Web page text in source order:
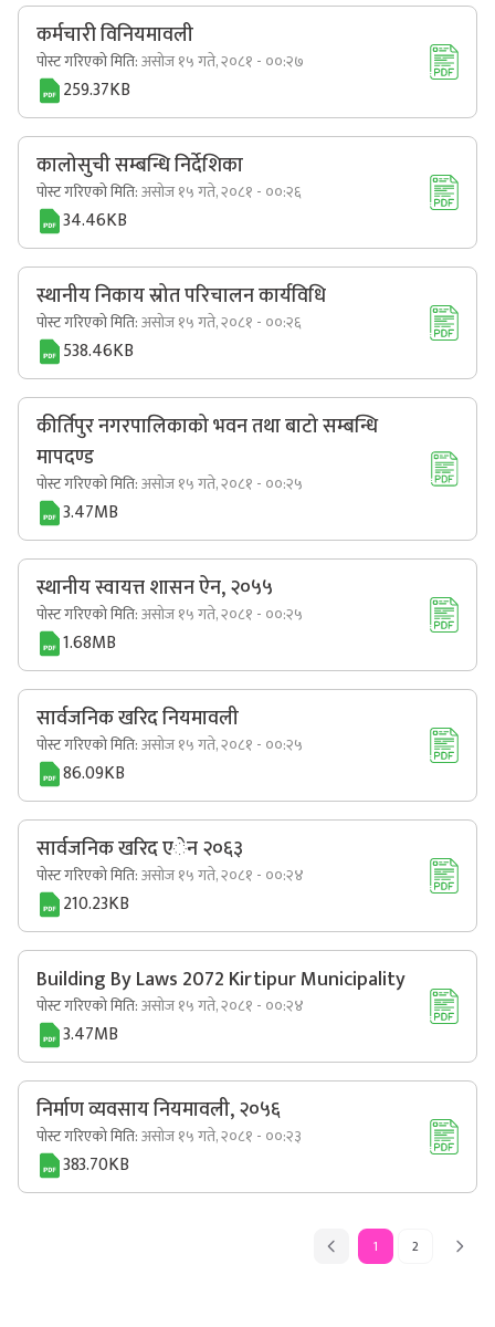
कर्मचारी विनियमावली
पोस्ट गरिएको मिति:असोज १५ गते, २०८१ - ००:२७
259.37KB
कालोसुची सम्बन्धि निर्देशिका
पोस्ट गरिएको मिति:असोज १५ गते, २०८१ - ००:२६
34.46KB
स्थानीय निकाय स्रोत परिचालन कार्यविधि
पोस्ट गरिएको मिति:असोज १५ गते, २०८१ - ००:२६
538.46KB
कीर्तिपुर नगरपालिकाको भवन तथा बाटो सम्बन्धि
मापदण्ड
पोस्ट गरिएको मिति:असोज १५ गते, २०८१ - ००:२५
3.47MB
स्थानीय स्वायत्त शासन ऐन, २०५५
पोस्ट गरिएको मिति:असोज १५ गते, २०८१ - ००:२५
1.68MB
सार्वजनिक खरिद नियमावली
पोस्ट गरिएको मिति:असोज १५ गते, २०८१ - ००:२५
86.09KB
सार्वजनिक खरिद एेन २०६३
पोस्ट गरिएको मिति:असोज १५ गते, २०८१ - ००:२४
210.23KB
Building By Laws 2072 Kirtipur Municipality
पोस्ट गरिएको मिति:असोज १५ गते, २०८१ - ००:२४
3.47MB
निर्माण व्यवसाय नियमावली, २०५६
पोस्ट गरिएको मिति:असोज १५ गते, २०८१ - ००:२३
383.70KB
1 2